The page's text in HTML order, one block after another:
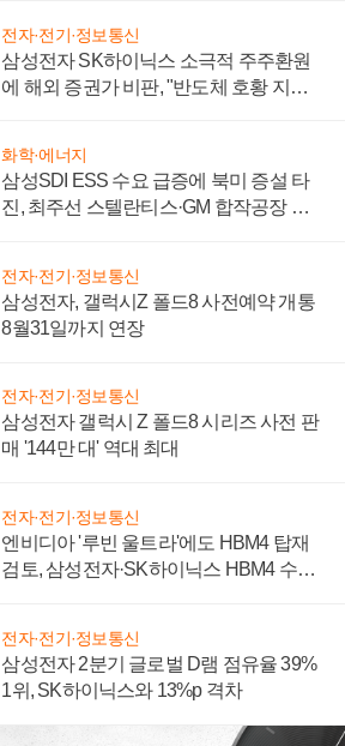
전자·전기·정보통신
삼성전자 SK하이닉스 소극적 주주환원
에 해외 증권가 비판, "반도체 호황 지속
화학·에너지
삼성SDI ESS 수요 급증에 북미 증설 타
진, 최주선 스텔란티스·GM 합작공장 건
전자·전기·정보통신
삼성전자, 갤럭시Z 폴드8 사전예약 개통
8월31일까지 연장
전자·전기·정보통신
삼성전자 갤럭시 Z 폴드8 시리즈 사전 판
매 '144만 대' 역대 최대
전자·전기·정보통신
엔비디아 '루빈 울트라'에도 HBM4 탑재
검토, 삼성전자·SK하이닉스 HBM4 수율
전자·전기·정보통신
삼성전자 2분기 글로벌 D램 점유율 39%
1위, SK하이닉스와 13%p 격차